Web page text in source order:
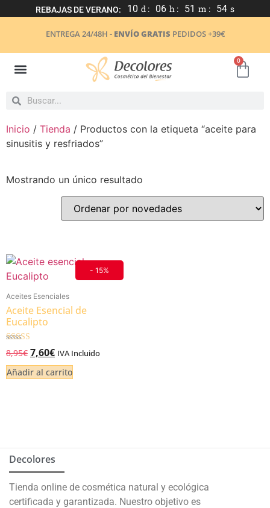
REBAJAS DE VERANO: 10 d : 06 h : 51 m : 54 s
ENTREGA 24/48H - ENVÍO GRATIS PEDIDOS +39€
0
Inicio / Tienda / Productos con la etiqueta “aceite para
sinusitis y resfriados”
Mostrando un único resultado
- 15%
Aceites Esenciales
Aceite Esencial de
Eucalipto
Valorado
5.00
de 5
8,95€ 7,60€ IVA Incluido
Añadir al carrito
Decolores
Tienda online de cosmética natural y ecológica
certificada y garantizada. Nuestro objetivo es